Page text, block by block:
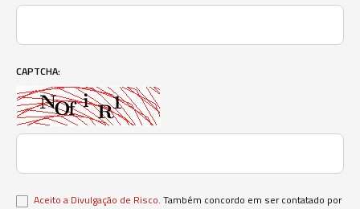
CAPTCHA:
Aceito a Divulgação de Risco. Também concordo em ser contatado por